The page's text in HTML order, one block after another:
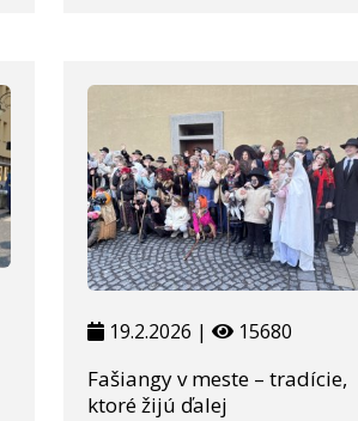
19.2.2026 | 15680
Fašiangy v meste – tradície,
ktoré žijú ďalej